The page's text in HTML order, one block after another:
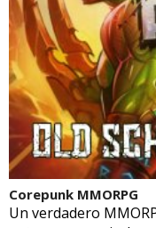
Corepunk MMORPG
Un verdadero